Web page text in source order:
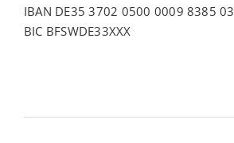
IBAN DE35 3702 0500 0009 8385 03
BIC BFSWDE33XXX